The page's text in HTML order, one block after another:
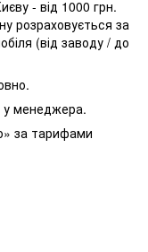
- від 1000 грн.
розраховується за
(від заводу / до
у менеджера.
за тарифами